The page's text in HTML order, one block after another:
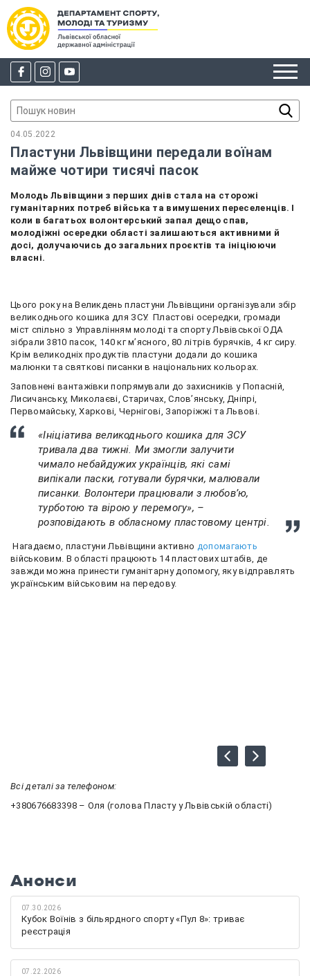
04.05.2022
Пластуни Львівщини передали воїнам
майже чотири тисячі пасок
Молодь Львівщини з перших днів стала на сторожі
гуманітарних потреб війська та вимушених переселенців. І
коли в багатьох волонтерський запал дещо спав,
молодіжні осередки області залишаються активними й
досі, долучаючись до загальних проєктів та ініціюючи
власні.
Цього року на Великдень пластуни Львівщини організували збір
великоднього кошика для ЗСУ. Пластові осередки, громади
міст спільно з Управлінням молоді та спорту Львівської ОДА
зібрали 3810 пасок, 140 кг м’ясного, 80 літрів бурячків, 4 кг сиру.
Крім великодніх продуктів пластуни додали до кошика
малюнки та святкові писанки в національних кольорах.
Заповнені вантажівки попрямували до захисників у Попасній,
Лисичанську, Миколаєві, Старичах, Слов’янську, Дніпрі,
Первомайську, Харкові, Чернігові, Запоріжжі та Львові.
«Ініціатива великоднього кошика для ЗСУ
тривала два тижні. Ми змогли залучити
чимало небайдужих українців, які самі
випікали паски, готували бурячки, малювали
писанки. Волонтери працювали з любов’ю,
турботою та вірою у перемогу», –
розповідають в обласному пластовому центрі.
Нагадаємо, пластуни Львівщини активно допомагають
військовим. В області працюють 14 пластових штабів, де
завжди можна принести гуманітарну допомогу, яку відправлять
українським військовим на передову.
Всі деталі за телефоном:
+380676683398 – Оля (голова Пласту у Львівській області)
Анонси
07.30.2026
Кубок Воїнів з більярдного спорту «Пул 8»: триває
реєстрація
07.22.2026